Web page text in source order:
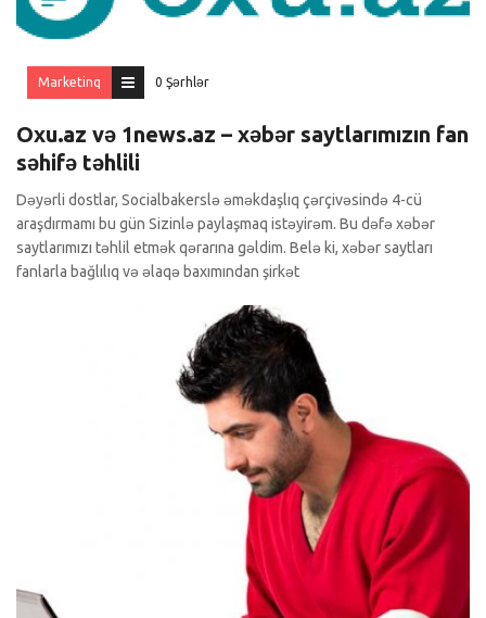
Marketinq 0 Şərhlər
Oxu.az və 1news.az – xəbər saytlarımızın fan
səhifə təhlili
Dəyərli dostlar, Socialbakerslə əməkdaşlıq çərçivəsində 4-cü
araşdırmamı bu gün Sizinlə paylaşmaq istəyirəm. Bu dəfə xəbər
saytlarımızı təhlil etmək qərarına gəldim. Belə ki, xəbər saytları
fanlarla bağlılıq və əlaqə baxımından şirkət